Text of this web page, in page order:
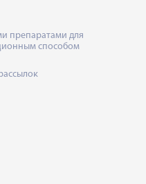
препаратами для
способом